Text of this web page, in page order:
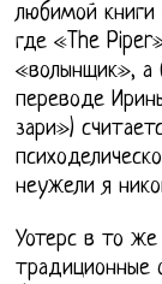
любимой
где «The
«волынщик», а
переводе
зари»)
неужели я
Уотерс в то же
традиционные